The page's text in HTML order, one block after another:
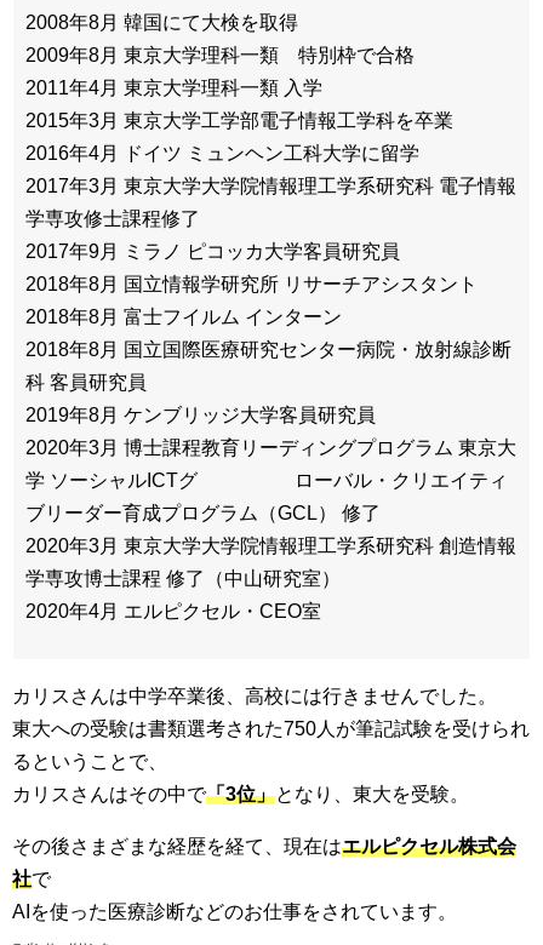
2008年8月 韓国にて大検を取得
2009年8月 東京大学理科一類 特別枠で合格
2011年4月 東京大学理科一類 入学
2015年3月 東京大学工学部電子情報工学科を卒業
2016年4月 ドイツ ミュンヘン工科大学に留学
2017年3月 東京大学大学院情報理工学系研究科 電子情報
学専攻修士課程修了
2017年9月 ミラノ ピコッカ大学客員研究員
2018年8月 国立情報学研究所 リサーチアシスタント
2018年8月 富士フイルム インターン
2018年8月 国立国際医療研究センター病院・放射線診断
科 客員研究員
2019年8月 ケンブリッジ大学客員研究員
2020年3月 博士課程教育リーディングプログラム 東京大
学 ソーシャルICTグ ローバル・クリエイティ
ブリーダー育成プログラム（GCL） 修了
2020年3月 東京大学大学院情報理工学系研究科 創造情報
学専攻博士課程 修了（中山研究室）
2020年4月 エルピクセル・CEO室
カリスさんは中学卒業後、高校には行きませんでした。
東大への受験は書類選考された750人が筆記試験を受けられ
るということで、
カリスさんはその中で「3位」となり、東大を受験。
その後さまざまな経歴を経て、現在はエルピクセル株式会
社で
AIを使った医療診断などのお仕事をされています。